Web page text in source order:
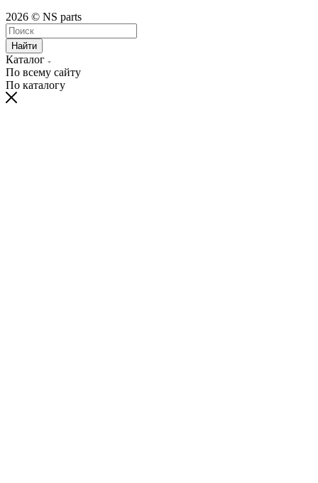
2026 © NS parts
Найти
Каталог
По всему сайту
По каталогу